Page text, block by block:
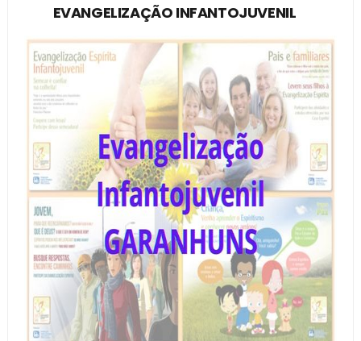
EVANGELIZAÇÃO INFANTOJUVENIL